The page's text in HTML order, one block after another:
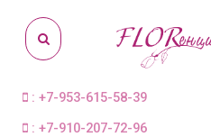
: +7-953-615-58-39
: +7-910-207-72-96